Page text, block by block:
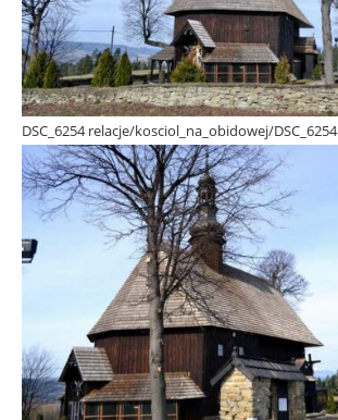
DSC_6254 relacje/kosciol_na_obidowej/DSC_6254